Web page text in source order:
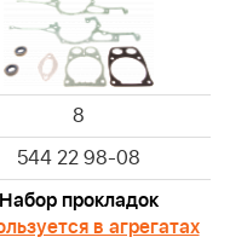
8
544 22 98-08
Набор прокладок
в агрегатах